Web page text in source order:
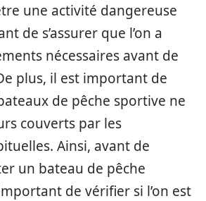
une activité dangereuse
de s’assurer que l’on a
nécessaires avant de
plus, il est important de
de pêche sportive ne
couverts par les
Ainsi, avant de
un bateau de pêche
de vérifier si l’on est